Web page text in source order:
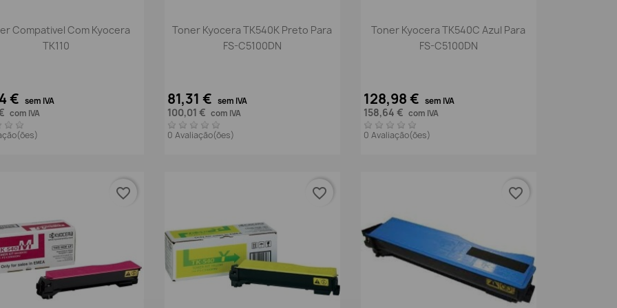
Vista rápida
Compativel Com Kyocera
TK110
€ sem IVA
com IVA
Vista rápida
Toner Kyocera TK540K Preto Para
FS-C5100DN
81,31 € sem IVA
100,01 € com IVA
0 Avaliação(ões)
Vista rápida
Toner Kyocera TK540C Azul Para
FS-C5100DN
128,98 € sem IVA
158,64 € com IVA
0 Avaliação(ões)
favorite_border favorite_border favorite_border